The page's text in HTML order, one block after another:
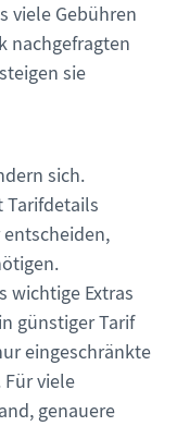
viele Gebühren
nachgefragten
sie
sich.
Tarifdetails
wichtige Extras
günstiger Tarif
eingeschränkte
viele
genauere